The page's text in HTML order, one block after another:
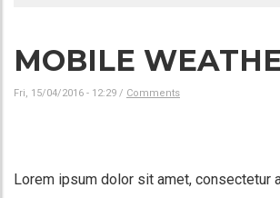
MOBILE
Fri, 15/04/2016 - 12:29 / Comments
Lorem ipsum dolor sit amet, consectetur